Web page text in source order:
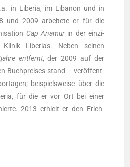
in Libe­ria, im Liba­non und in
und 2009 arbei­te­te er für die
Cap Ana­mur in der ein­zi­
Libe­ri­as. Neben sei­nen
ent­fernt, der 2009 auf der
Buch­prei­ses stand – ver­öf­fent­
bei­spiels­wei­se über die
für die er vor Ort bei einer
2013 erhielt er den Erich-